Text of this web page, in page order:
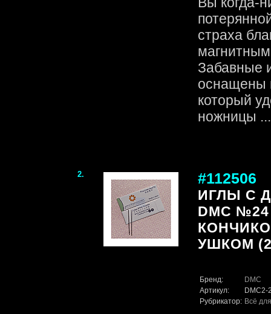
страха
Забавные
оснащены
который
ножницы
2. #112506
ИГЛЫ C
DMC
УШКОМ
Бренд:
DMC
Артикул:
DMC2-
Рубрикатор: Всё